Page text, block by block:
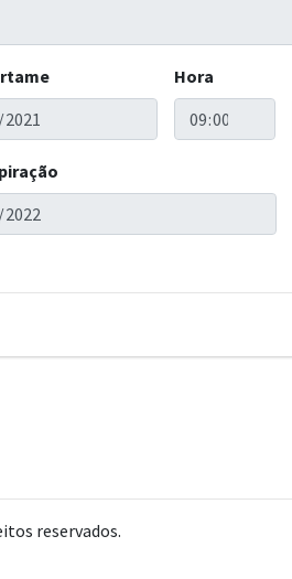
Hora
reservados.